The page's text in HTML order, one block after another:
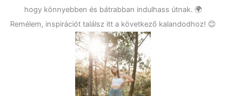
hogy könnyebben és bátrabban indulhass útnak. 🌍
Remélem, inspirációt találsz itt a következő kalandodhoz! 😊